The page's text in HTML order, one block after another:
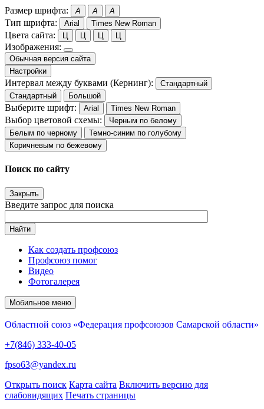
Размер шрифта: A A A
Тип шрифта: Arial Times New Roman
Цвета сайта: Ц Ц Ц Ц
Изображения:
Обычная версия сайта
Настройки
Интервал между буквами (Кернинг):
Стандартный
Стандартный
Большой
Выберите шрифт: Arial Times New Roman
Выбор цветовой схемы:
Черным по белому
Белым по черному
Темно-синим по голубому
Коричневым по бежевому
Поиск по сайту
Закрыть
Введите запрос для поиска
Найти
Как создать профсоюз
Профсоюз помог
Видео
Фотогалерея
Мобильное меню
Областной союз «Федерация профсоюзов Самарской области»
+7(846) 333-40-05
fpso63@yandex.ru
Открыть поиск Карта сайта Включить версию для
слабовидящих Печать страницы